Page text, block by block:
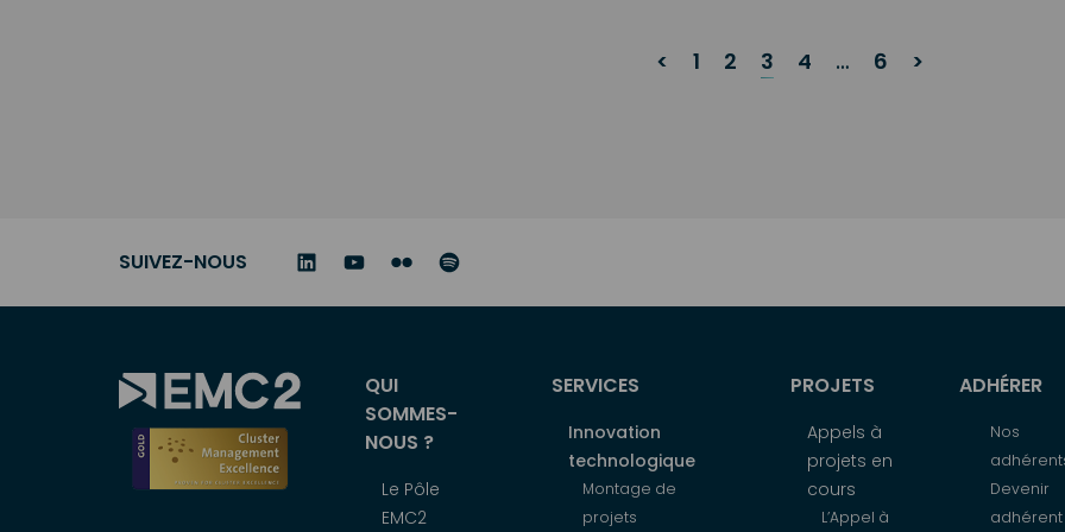
< 1 2 3 4 … 6 >
SUIVEZ-NOUS
Menu
principal
QUI
SOMMES-
NOUS ?
Le Pôle
EMC2
SERVICES
Innovation
technologique
Montage de
projets
PROJETS
Appels à
projets en
cours
L’Appel à
ADHÉRER
Nos
Devenir
adhérent